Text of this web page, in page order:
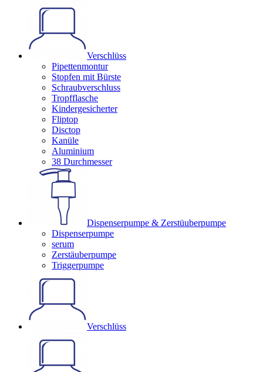
Verschlüss
Pipettenmontur
Stopfen mit Bürste
Schraubverschluss
Tropfflasche
Kindergesicherter
Fliptop
Disctop
Kanüle
Aluminium
38 Durchmesser
Dispenserpumpe & Zerstüuberpumpe
Dispenserpumpe
serum
Zerstäuberpumpe
Triggerpumpe
Verschlüss